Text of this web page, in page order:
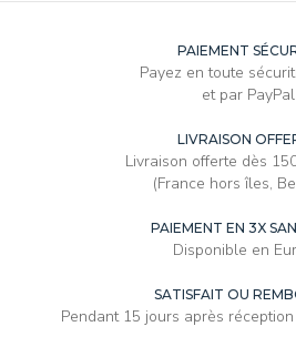
PAIEMENT
Payez en toute
et par PayPal
LIVRAISON
Livraison offerte dès
(France hors îles,
PAIEMENT EN 3X
Disponible en
SATISFAIT OU
Pendant 15 jours après